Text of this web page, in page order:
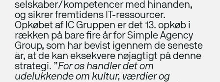
Hjemmeside
Webshops
Drift, hosting og support
Foranalyse
selskaber/kompetencer med hinanden,
og sikrer fremtidens IT-ressourcer.
Opkøbet af IC Gruppen er det 13. opkøb i
rækken på bare fire år for Simple Agency
Group, som har bevist igennem de seneste
år, at de kan eksekvere nøjagtigt på denne
strategi. ”For os handler det om
udelukkende om kultur, værdier og